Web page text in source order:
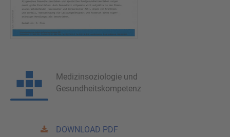
Medizinsoziologie und
Gesundheitskompetenz
DOWNLOAD PDF